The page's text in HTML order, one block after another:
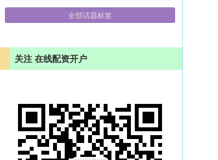
全部话题标签
关注 在线配资开户